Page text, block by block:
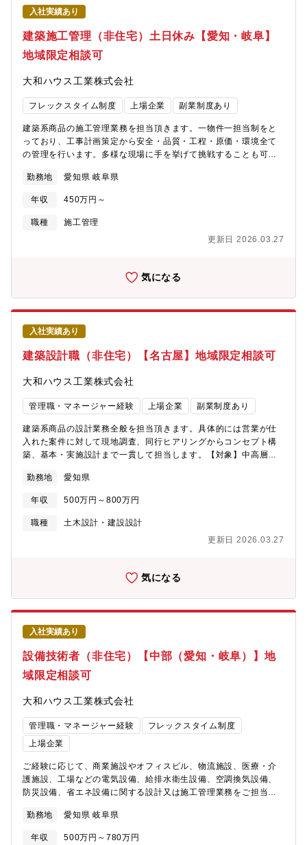
時から19時など、勤務時間を調整できます。■your ホリデー制度
活用月1回 水日休みを土日休みに転換できる制度。■有給取得率
向上目標：会社として掲げている有給取得率70％以上を達成する
ため、支店ごとで有給奨励日を作るなど様々な取り組みも実施し
ています。※2023年度実績：80.3％ 2024年度実績：79.9％
入社実績あり
建築施工管理（非住宅）土日休み【愛知・岐阜】
地域限定相談可
大和ハウス工業株式会社
フレックスタイム制度 上場企業 副業制度あり
建築系商品の施工管理業務を担当頂きます。一物件一担当制をと
っており、工事計画策定から安全・品質・工程・原価・環境全て
の管理を行います。多様な現場に手を挙げて挑戦することも可能
設、オフィスビル、物流施設、医療・介護施設、工場など、急成
長している非住宅領域の案件。◇建築事業(非住宅領域)について…
住宅メーカーとして知られる大和ハウス工業ですが、非住宅事業
の売り上げは2兆円規模。今や住宅領域と互角に並ぶまでの事業成
オフィスビル、物流施設、医療・介護施設、工場などの施工管理
などの大規模物件など幅広い建築物に携われます。
勤務地 愛知県 岐阜県
年収 450万円～
職種
施工管理
更新日 2026.03.27
気になる
入社実績あり
建築設計職（非住宅）【名古屋】地域限定相談可
大和ハウス工業株式会社
管理職・マネージャー経験 上場企業 副業制度あり
建築系商品の設計業務全般を担当頂きます。具体的には営業が仕
入れた案件に対して現地調査、同行ヒアリングからコンセプト構
築、基本・実施設計まで一貫して担当します。【対象】中高層マ
設、工場など◇建築事業(非住宅領域)について…住宅メーカーとし
て知られる大和ハウス工業ですが、非住宅事業の売り上げの6割を
超え今や住宅領域と互角に並ぶまでの事業成長を見せています。
《おすすめポイント》★複合商業施設や医療施設、物流施設など
勤務地 愛知県
年収 500万円～800万円
職種
土木設計・建設設計
更新日 2026.03.27
気になる
入社実績あり
設備技術者（非住宅）【中部（愛知・岐阜）】地
域限定相談可
大和ハウス工業株式会社
管理職・マネージャー経験
フレックスタイム制度
上場企業
ご経験に応じて、商業施設やオフィスビル、物流施設、医療・介
護施設、工場などの電気設備、給排水衛生設備、空調換気設備、
防災設備、省エネ設備に関する設計又は施工管理業務をご担当い
畿、中国、四国、九州、沖縄など全国の事業所 （希望考慮しま
す）※地域限定社員の処遇もあります。≪中部エリアの事業所一
勤務地 愛知県 岐阜県
年収 500万円～780万円